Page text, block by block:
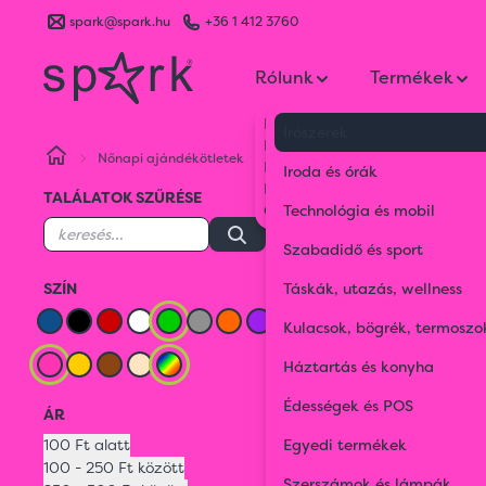
spark@spark.hu +36 1 412 3760
Rólunk
Kik vagyunk
Kapcsolat
Blog
Karrier
Gyakran Ismételt Kérdések
Termékek
Iroda és órák
Technológia és mobil
Szabadidő és sport
Táskák, utazás, wellness
Kulacsok, bögrék,
Háztartás és konyha
Édességek és POS
Egyedi termékek
Nőnapi ajándékötletek
TALÁLATOK SZŰRÉSE
SZÍN
ÁR
100 Ft alatt
100 - 250 Ft között
Zöld Rózsaszín